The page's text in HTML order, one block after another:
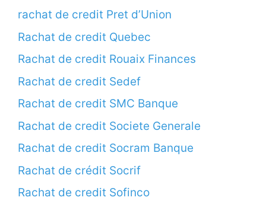
rachat de credit Pret d’Union
Rachat de credit Quebec
Rachat de credit Rouaix Finances
Rachat de credit Sedef
Rachat de credit SMC Banque
Rachat de credit Societe Generale
Rachat de credit Socram Banque
Rachat de crédit Socrif
Rachat de credit Sofinco